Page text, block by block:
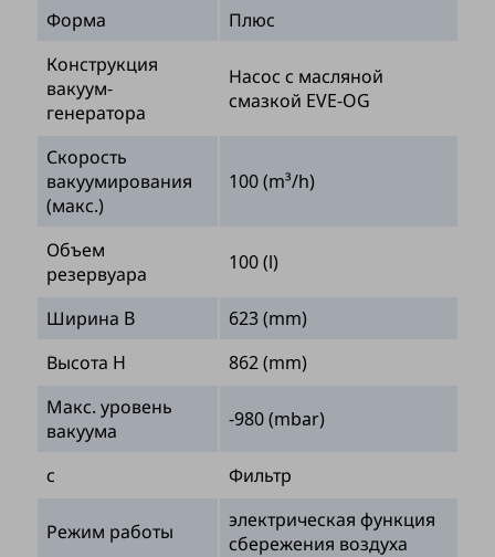
Форма
Плюс
Конструкция
вакуум-
генератора
Насос с масляной
смазкой EVE-OG
Скорость
вакуумирования
(макс.)
100 (m³/h)
Объем
резервуара
100 (l)
Ширина B
623 (mm)
Высота H
862 (mm)
Макс. уровень
вакуума
-980 (mbar)
с Фильтр
Режим работы
электрическая функция
сбережения воздуха